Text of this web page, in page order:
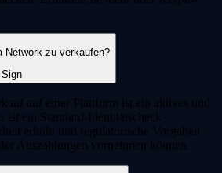
Network zu verkaufen?
auf einer Plattform ist ein aktives und
ein Standard-Identitätscheck
erhöht und regulatorische Vorgaben
Auszahlungen vornehmen können.